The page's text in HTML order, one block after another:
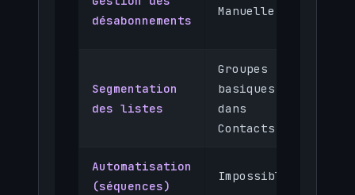
désabonnements
Manuelle
Segmentation
des listes
Groupes
basiques
dans
Contacts
Automatisation
(séquences)
Impossible